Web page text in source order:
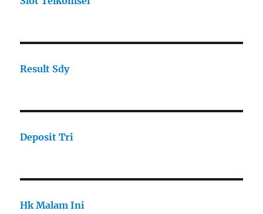
Result Sdy
Deposit Tri
Hk Malam Ini